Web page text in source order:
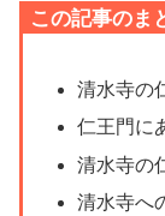
この記事のま
清水寺の
仁王門に
清水寺の
清水寺へ